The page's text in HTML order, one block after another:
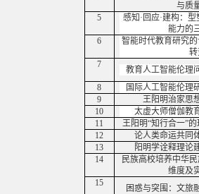
与质
5
感知·回应·建构：
能力的
6
智能时代教育研究
转
7
教育人工智能伦理
8
国际人工智能伦理
9
王阳明治家思
10
太虚大师僧伽教
11
王阳明“知行合一”
12
论人类命运共同
13
阳明学诠释理论
14
民族高校培养中华
维度及
15
困惑与突围：文旅